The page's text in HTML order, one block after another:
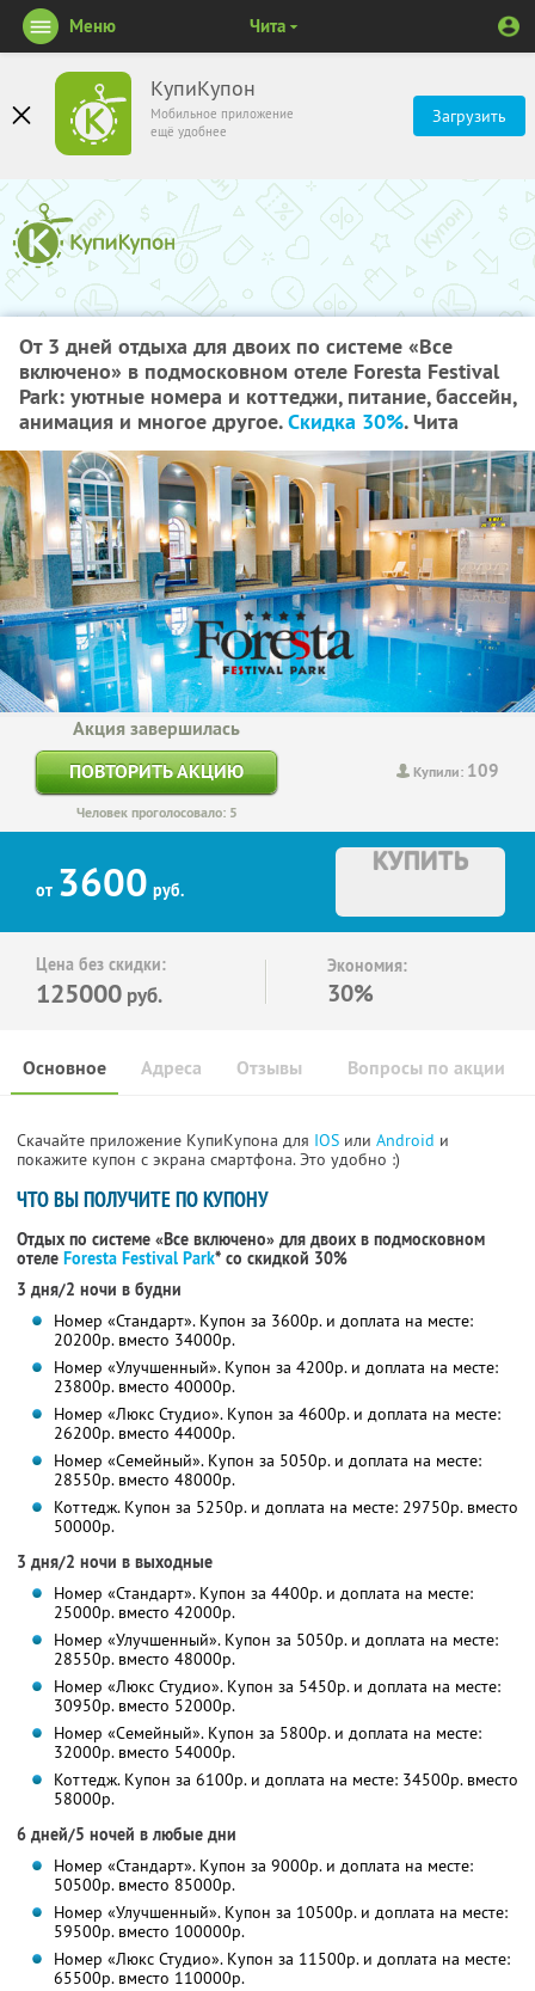
КупиКупон
Мобильное приложение
ещё удобнее
Загрузить
Меню Чита
От 3 дней отдыха для двоих по системе «Все
включено» в подмосковном отеле Foresta Festival
Park: уютные номера и коттеджи, питание, бассейн,
анимация и многое другое.Скидка 30%. Чита
Купили: 109
Акция завершилась
ПОВТОРИТЬ АКЦИЮ
Человек проголосовало: 5
от 3600 руб.
КУПИТЬ
Цена без скидки:
125000 руб.
Экономия:
30%
Основное Отзывы Вопросы по акции
Адреса
Скачайте приложение КупиКупона для IOS или Android и
покажите купон с экрана смартфона. Это удобно :)
ЧТО ВЫ ПОЛУЧИТЕ ПО КУПОНУ
Отдых по системе «Все включено» для двоих в подмосковном
отеле Foresta Festival Park* со скидкой 30%
3 дня/2 ночи в будни
Номер «Стандарт». Купон за 3600р. и доплата на месте:
20200р. вместо 34000р.
Номер «Улучшенный». Купон за 4200р. и доплата на месте:
23800р. вместо 40000р.
Номер «Люкс Студио». Купон за 4600р. и доплата на месте:
26200р. вместо 44000р.
Номер «Семейный». Купон за 5050р. и доплата на месте:
28550р. вместо 48000р.
Коттедж. Купон за 5250р. и доплата на месте: 29750р. вместо
50000р.
3 дня/2 ночи в выходные
Номер «Стандарт». Купон за 4400р. и доплата на месте:
25000р. вместо 42000р.
Номер «Улучшенный». Купон за 5050р. и доплата на месте:
28550р. вместо 48000р.
Номер «Люкс Студио». Купон за 5450р. и доплата на месте:
30950р. вместо 52000р.
Номер «Семейный». Купон за 5800р. и доплата на месте:
32000р. вместо 54000р.
Коттедж. Купон за 6100р. и доплата на месте: 34500р. вместо
58000р.
6 дней/5 ночей в любые дни
Номер «Стандарт». Купон за 9000р. и доплата на месте:
50500р. вместо 85000р.
Номер «Улучшенный». Купон за 10500р. и доплата на месте:
59500р. вместо 100000р.
Номер «Люкс Студио». Купон за 11500р. и доплата на месте:
65500р. вместо 110000р.